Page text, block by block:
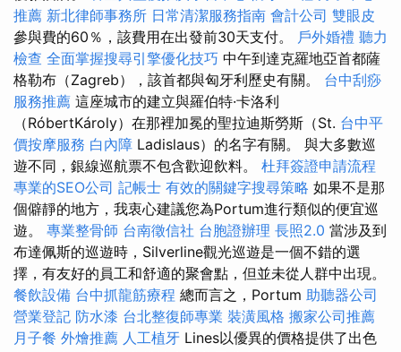
推薦 新北律師事務所 日常清潔服務指南 會計公司 雙眼皮
參與費的60％，該費用在出發前30天支付。 戶外婚禮 聽力
檢查 全面掌握搜尋引擎優化技巧 中午到達克羅地亞首都薩
格勒布（Zagreb），該首都與匈牙利歷史有關。 台中刮痧
服務推薦 這座城市的建立與羅伯特·卡洛利
（RóbertKároly）在那裡加冕的聖拉迪斯勞斯（St. 台中平
價按摩服務 白內障 Ladislaus）的名字有關。 與大多數巡
遊不同，銀線巡航票不包含歡迎飲料。 杜拜簽證申請流程
專業的SEO公司 記帳士 有效的關鍵字搜尋策略 如果不是那
個僻靜的地方，我衷心建議您為Portum進行類似的便宜巡
遊。 專業整骨師 台南徵信社 台胞證辦理 長照2.0 當涉及到
布達佩斯的巡遊時，Silverline觀光巡遊是一個不錯的選
擇，有友好的員工和舒適的聚會點，但並未從人群中出現。
餐飲設備 台中抓龍筋療程 總而言之，Portum 助聽器公司
營業登記 防水漆 台北整復師專業 裝潢風格 搬家公司推薦
月子餐 外燴推薦 人工植牙 Lines以優異的價格提供了出色